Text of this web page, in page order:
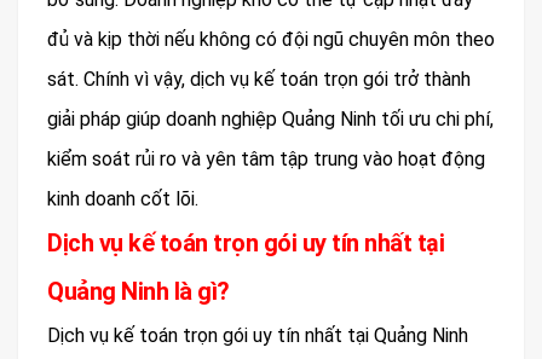
đủ và kịp thời nếu không có đội ngũ chuyên môn theo
sát. Chính vì vậy, dịch vụ kế toán trọn gói trở thành
giải pháp giúp doanh nghiệp Quảng Ninh tối ưu chi phí,
kiểm soát rủi ro và yên tâm tập trung vào hoạt động
kinh doanh cốt lõi.
Dịch vụ kế toán trọn gói uy tín nhất tại
Quảng Ninh là gì?
Dịch vụ kế toán trọn gói uy tín nhất tại Quảng Ninh